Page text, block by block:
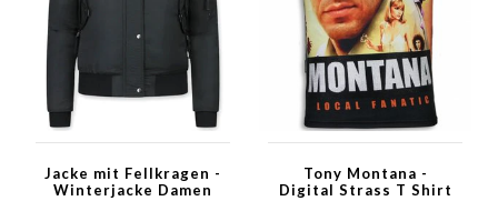
Jacke mit Fellkragen -
Winterjacke Damen
Tony Montana -
Digital Strass T Shirt